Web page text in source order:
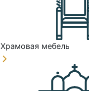
Храмовая мебель